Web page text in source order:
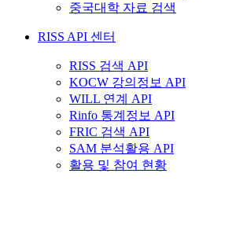
중국대학 자료 검색
RISS API 센터
RISS 검색 API
KOCW 강의정보 API
WILL 연계 API
Rinfo 통계정보 API
FRIC 검색 API
SAM 분석활용 API
활용 및 참여 현황